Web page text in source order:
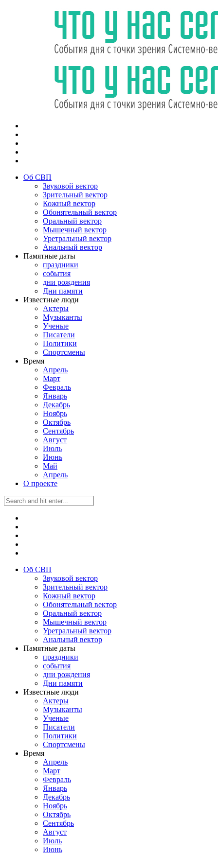
Об СВП
Звуковой вектор
Зрительный вектор
Кожный вектор
Обонятельный вектор
Оральный вектор
Мышечный вектор
Уретральный вектор
Анальный вектор
Памятные даты
праздники
события
дни рождения
Дни памяти
Известные люди
Актеры
Музыканты
Ученые
Писатели
Политики
Спортсмены
Время
Апрель
Март
Февраль
Январь
Декабрь
Ноябрь
Октябрь
Сентябрь
Август
Июль
Июнь
Май
Апрель
О проекте
Об СВП
Звуковой вектор
Зрительный вектор
Кожный вектор
Обонятельный вектор
Оральный вектор
Мышечный вектор
Уретральный вектор
Анальный вектор
Памятные даты
праздники
события
дни рождения
Дни памяти
Известные люди
Актеры
Музыканты
Ученые
Писатели
Политики
Спортсмены
Время
Апрель
Март
Февраль
Январь
Декабрь
Ноябрь
Октябрь
Сентябрь
Август
Июль
Июнь